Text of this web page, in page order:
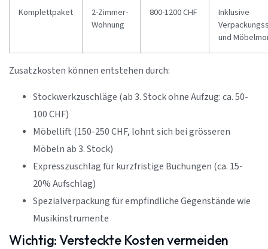
Komplettpaket
2-Zimmer-
Wohnung
800-1200 CHF
Inklusive
und
Zusatzkosten können entstehen durch:
Stockwerkzuschläge (ab 3. Stock ohne Aufzug: ca. 50-
100 CHF)
Möbellift (150-250 CHF, lohnt sich bei grösseren
Möbeln ab 3. Stock)
Expresszuschlag für kurzfristige Buchungen (ca. 15-
20% Aufschlag)
Spezialverpackung für empfindliche Gegenstände wie
Musikinstrumente
Wichtig: Versteckte Kosten vermeiden